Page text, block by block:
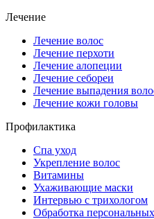
Лечение
Лечение волос
Лечение перхоти
Лечение алопеции
Лечение себореи
Лечение выпадения
Лечение кожи головы
Профилактика
Спа уход
Укрепление волос
Витамины
Ухаживающие маски
Интервью с трихологом
Обработка